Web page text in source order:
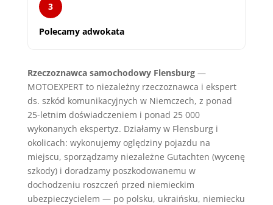
3
Polecamy adwokata
Rzeczoznawca samochodowy Flensburg—
MOTOEXPERT to niezależny rzeczoznawca i ekspert
ds. szkód komunikacyjnych w Niemczech, z ponad
25-letnim doświadczeniem i ponad 25 000
wykonanych ekspertyz. Działamy w Flensburg i
okolicach: wykonujemy oględziny pojazdu na
miejscu, sporządzamy niezależne Gutachten (wycenę
szkody) i doradzamy poszkodowanemu w
dochodzeniu roszczeń przed niemieckim
ubezpieczycielem — po polsku, ukraińsku, niemiecku